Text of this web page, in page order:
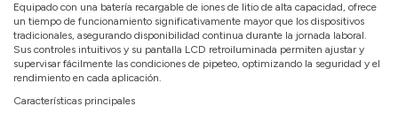
Equipado con una batería recargable de iones de litio de alta capacidad, ofrece
un tiempo de funcionamiento significativamente mayor que los dispositivos
tradicionales, asegurando disponibilidad continua durante la jornada laboral.
Sus controles intuitivos y su pantalla LCD retroiluminada permiten ajustar y
supervisar fácilmente las condiciones de pipeteo, optimizando la seguridad y el
rendimiento en cada aplicación.
Características principales